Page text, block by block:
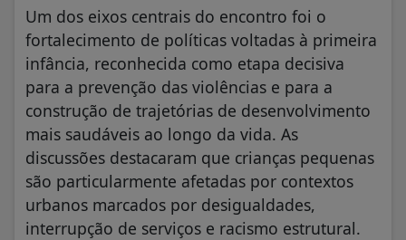
Um dos eixos centrais do encontro foi o
fortalecimento de políticas voltadas à primeira
infância, reconhecida como etapa decisiva
para a prevenção das violências e para a
construção de trajetórias de desenvolvimento
mais saudáveis ao longo da vida. As
discussões destacaram que crianças pequenas
são particularmente afetadas por contextos
urbanos marcados por desigualdades,
interrupção de serviços e racismo estrutural.